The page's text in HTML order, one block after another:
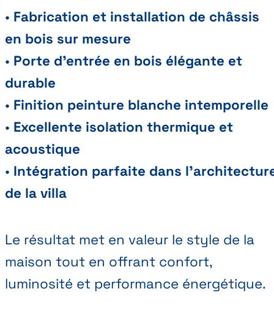
• Fabrication et installation de châssis
en bois sur mesure
• Porte d’entrée en bois élégante et
durable
• Finition peinture blanche intemporelle
• Excellente isolation thermique et
acoustique
• Intégration parfaite dans
de la villa
Le résultat met en valeur le style de la
maison tout en offrant confort,
luminosité et performance énergétique.